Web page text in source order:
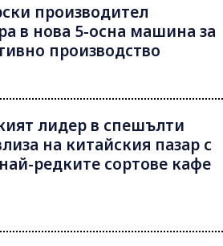
производител
в нова 5-осна машина за
производство
лидер в спешълти
на китайския пазар с
редките сортове кафе